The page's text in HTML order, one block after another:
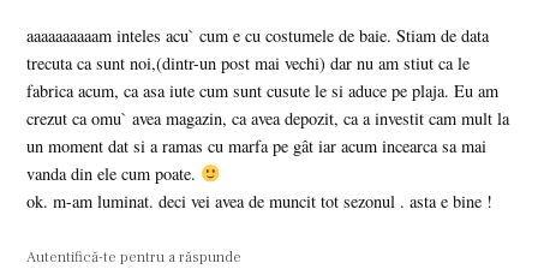
aaaaaaaaaam inteles acu` cum e cu costumele de baie. Stiam de data
trecuta ca sunt noi,(dintr-un post mai vechi) dar nu am stiut ca le
fabrica acum, ca asa iute cum sunt cusute le si aduce pe plaja. Eu am
crezut ca omu` avea magazin, ca avea depozit, ca a investit cam mult la
un moment dat si a ramas cu marfa pe gât iar acum incearca sa mai
vanda din ele cum poate.
ok. m-am luminat. deci vei avea de muncit tot sezonul . asta e bine !
Autentifică-te pentru a răspunde